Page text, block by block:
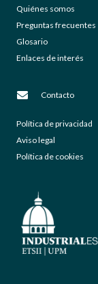
Quiénes somos
Preguntas frecuentes
Glosario
Enlaces de interés
Contacto
Política de privacidad
Aviso legal
Política de cookies